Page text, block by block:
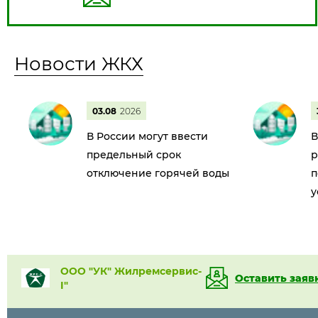
Новости ЖКХ
03.08 2026
В России могут ввести
предельный срок
отключение горячей воды
ООО "УК" Жилремсервис-
I"
Оставить